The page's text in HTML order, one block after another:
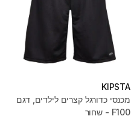
KIPSTA
מכנסי כדורגל קצרים לילדים, דגם
F100 - שחור